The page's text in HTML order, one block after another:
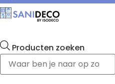
Producten zoeken